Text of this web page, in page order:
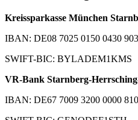
Kreissparkasse München
IBAN: DE08 7025 0150 0430
SWIFT-BIC: BYLADEM1KMS
VR-Bank Starnberg-
IBAN: DE67 7009 3200 0000